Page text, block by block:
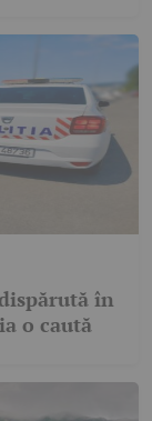
în
o caută